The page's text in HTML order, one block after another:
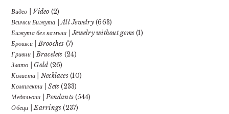
Видео | Video (2)
Всички Бижута | All Jewelry(663)
Бижута без камъни | Jewelry without gems (1)
Брошки | Brooches (7)
Гривни | Bracelets (24)
Злато | Gold (26)
Колиета | Necklaces(10)
Комплекти | Sets (233)
Медальони | Pendants (544)
Обеци | Earrings (237)